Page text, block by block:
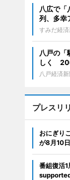
八広で
列、多幸
すみだ経済
八戸の「
しく 20
八戸経済新
プレスリ
おにぎり
が8月10
番組復活